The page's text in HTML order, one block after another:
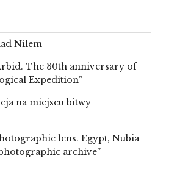
Nilem
The 30th anniversary of
Expedition”
na miejscu bitwy
lens. Egypt, Nubia
archive”